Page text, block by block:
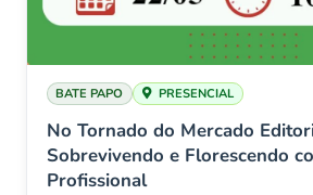
BATE PAPO PRESENCIAL
No Tornado do Mercado
Sobrevivendo e Florescendo
Profissional